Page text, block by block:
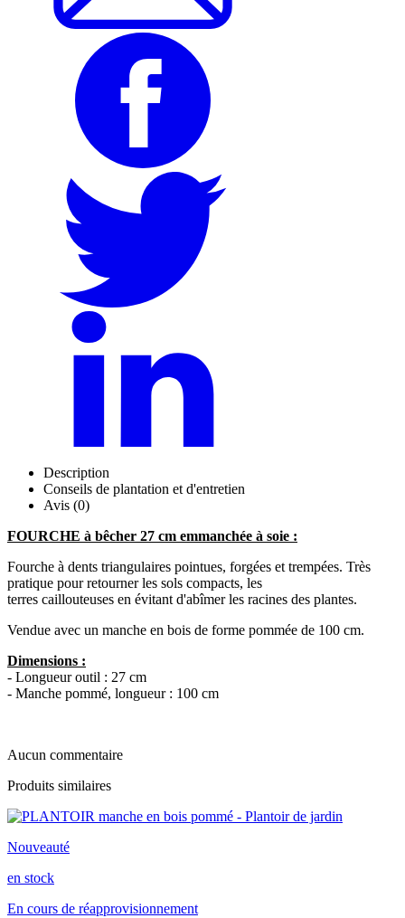
Description
Conseils de plantation et d'entretien
Avis (0)
FOURCHE à bêcher 27 cm emmanchée à soie :
Fourche à dents triangulaires pointues, forgées et trempées. Très
pratique pour retourner les sols compacts, les
terres caillouteuses en évitant d'abîmer les racines des plantes.
Vendue avec un manche en bois de forme pommée de 100 cm.
Dimensions :
- Longueur outil : 27 cm
- Manche pommé, longueur : 100 cm
Aucun commentaire
Produits similaires
Nouveauté
en stock
En cours de réapprovisionnement